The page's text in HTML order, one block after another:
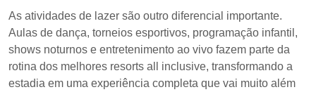
As atividades de lazer são outro diferencial importante.
Aulas de dança, torneios esportivos, programação infantil,
shows noturnos e entretenimento ao vivo fazem parte da
rotina dos melhores resorts all inclusive, transformando a
estadia em uma experiência completa que vai muito além